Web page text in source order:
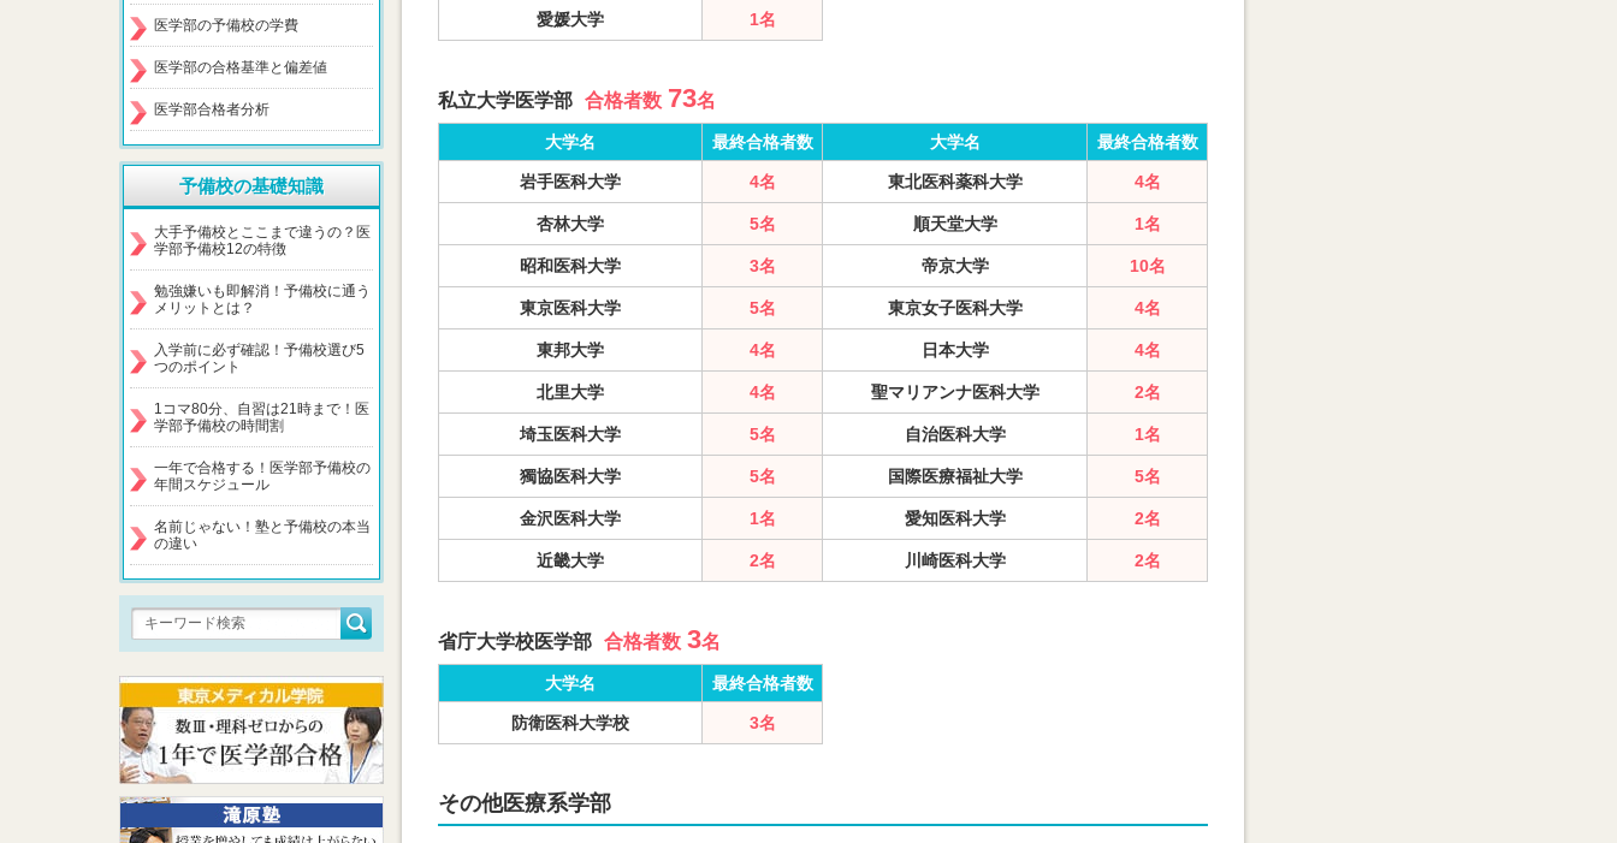
愛媛大学 1名
私立大学医学部 合格者数 73名
大学名 最終合格者数 大学名 最終合格者数
岩手医科大学 4名 東北医科薬科大学 4名
杏林大学 5名 順天堂大学 1名
昭和医科大学 3名 帝京大学 10名
東京医科大学 5名 東京女子医科大学 4名
東邦大学 4名 日本大学 4名
北里大学 4名 聖マリアンナ医科大学 2名
埼玉医科大学 5名 自治医科大学 1名
獨協医科大学 5名 国際医療福祉大学 5名
金沢医科大学 1名 愛知医科大学 2名
近畿大学 2名 川崎医科大学 2名
省庁大学校医学部 合格者数 3名
大学名 最終合格者数
防衛医科大学校 3名
その他医療系学部
医学部の予備校の学費
医学部の合格基準と偏差値
医学部合格者分析
予備校の基礎知識
大手予備校とここまで違うの？医
学部予備校12の特徴
勉強嫌いも即解消！予備校に通う
メリットとは？
入学前に必ず確認！予備校選び5
つのポイント
1コマ80分、自習は21時まで！医
学部予備校の時間割
一年で合格する！医学部予備校の
年間スケジュール
名前じゃない！塾と予備校の本当
の違い